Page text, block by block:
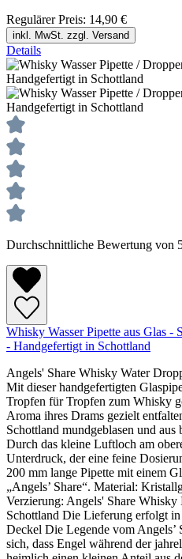
Regulärer Preis: 14,90 €
inkl. MwSt. zzgl. Versand
Details
Durchschnittliche Bewertung von
Whisky Wasser Pipette aus Glas -
- Handgefertigt in Schottland
Angels' Share Whisky Water
Mit dieser handgefertigten
Tropfen für Tropfen zum Whisky
Aroma ihres Drams gezielt
Schottland mundgeblasen und
Durch das kleine Luftloch am
Unterdruck, der eine feine
200 mm lange Pipette mit einem
„Angels’ Share“. Material:
Verzierung: Angels' Share
Schottland Die Lieferung erfolgt
Deckel Die Legende vom Angels’
sich, dass Engel während der